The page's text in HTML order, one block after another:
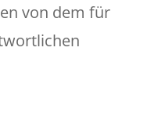
von dem für